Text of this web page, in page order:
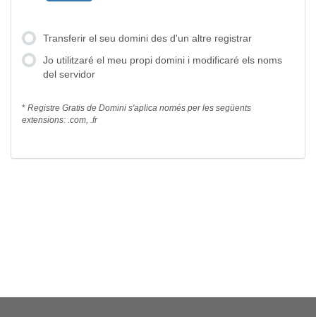
Transferir el seu domini des d'un altre registrar
Jo utilitzaré el meu propi domini i modificaré els noms
del servidor
* Registre Gratis de Domini s'aplica només per les següents
extensions: .com, .fr